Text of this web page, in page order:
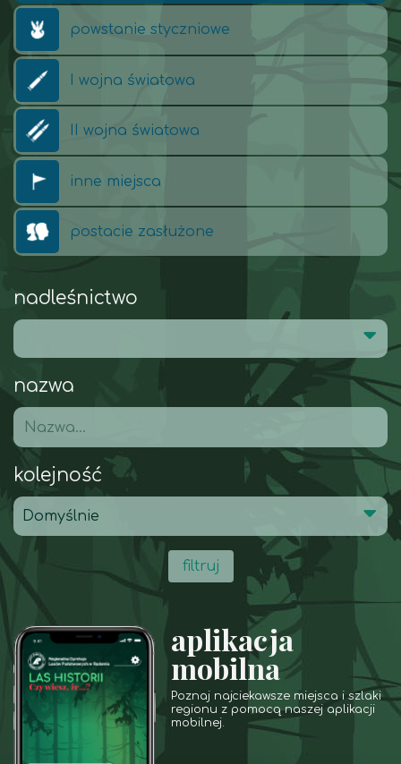
powstanie styczniowe
I wojna światowa
II wojna światowa
inne miejsca
postacie zasłużone
nadleśnictwo
nazwa
kolejność
filtruj
aplikacja
mobilna
Poznaj najciekawsze miejsca i szlaki
regionu z pomocą naszej aplikacji
mobilnej.